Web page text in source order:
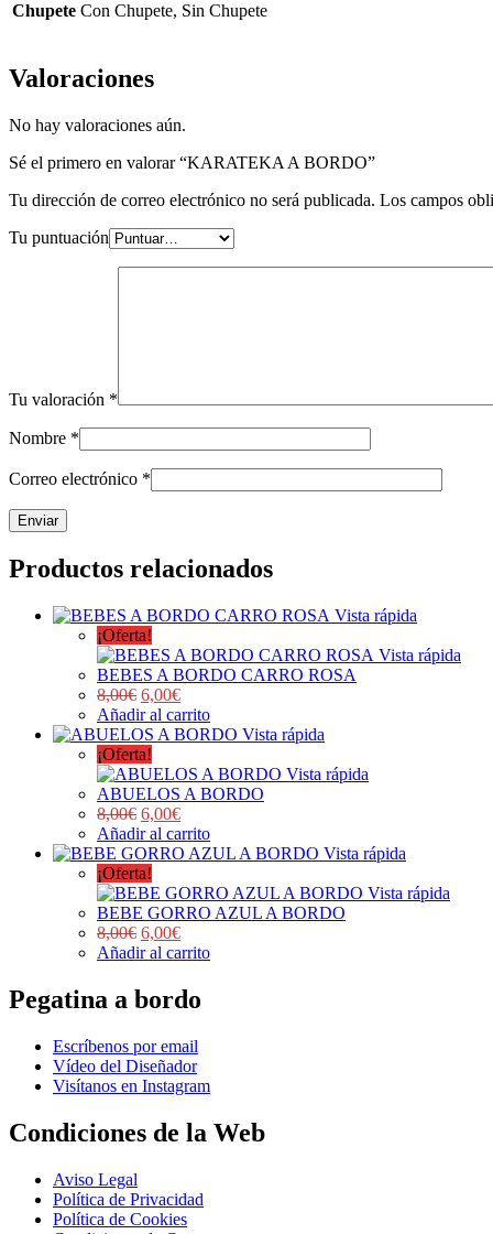
Chupete Con Chupete, Sin Chupete
Valoraciones
No hay valoraciones aún.
Sé el primero en valorar “KARATEKA A BORDO”
Tu dirección de correo electrónico no será publicada. Los campos
Tu puntuación
Tu valoración *
Nombre *
Correo electrónico *
Productos relacionados
Vista rápida
¡Oferta!
Vista rápida
BEBES A BORDO CARRO ROSA
8,00€ 6,00€
Añadir al carrito
Vista rápida
¡Oferta!
Vista rápida
ABUELOS A BORDO
8,00€ 6,00€
Añadir al carrito
Vista rápida
¡Oferta!
Vista rápida
BEBE GORRO AZUL A BORDO
8,00€ 6,00€
Añadir al carrito
Pegatina a bordo
Escríbenos por email
Vídeo del Diseñador
Visítanos en Instagram
Condiciones de la Web
Aviso Legal
Política de Privacidad
Política de Cookies